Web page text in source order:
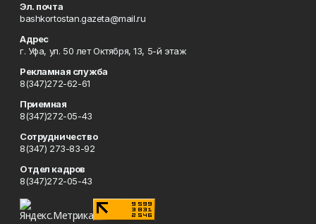
Эл. почта
bashkortostan.gazeta@mail.ru
Адрес
г. Уфа, ул. 50 лет Октября, 13, 5-й этаж
Рекламная служба
8(347)272-62-61
Приемная
8(347)272-05-43
Сотрудничество
8(347) 273-83-92
Отдел кадров
8(347)272-05-43